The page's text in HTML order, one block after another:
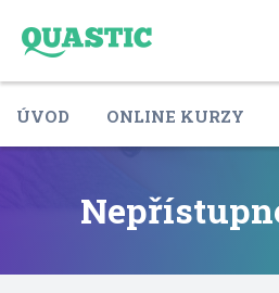
ÚVOD ONLINE KURZY